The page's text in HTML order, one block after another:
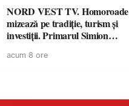
NORD VEST TV. Homoroade
mizează pe tradiție, turism și
investiții. Primarul Simion
brand al Codrului”
acum 8 ore